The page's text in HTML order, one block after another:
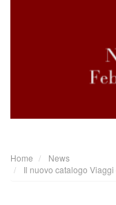
Home
News
Il nuovo catalogo